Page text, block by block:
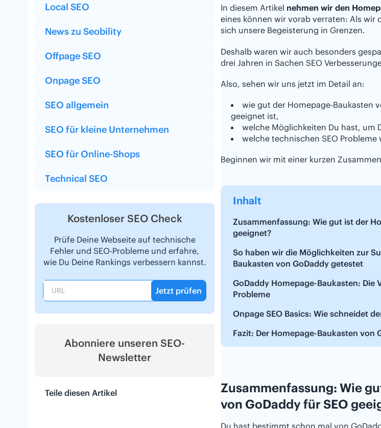
Local SEO
News zu Seobility
Offpage SEO
Onpage SEO
SEO allgemein
SEO für kleine Unternehmen
SEO für Online-Shops
Technical SEO
Kostenloser SEO Check
Prüfe Deine Webseite auf technische
Fehler und SEO-Probleme und erfahre,
wie Du Deine Rankings verbessern kannst.
Jetzt prüfen
Abonniere unseren SEO-
Newsletter
Teile diesen Artikel
In diesem Artikel nehmen wir den
eines können wir vorab verraten: Als wir
sich unsere Begeisterung in Grenzen.
Deshalb waren wir auch besonders
drei Jahren in Sachen SEO
Also, sehen wir uns jetzt im Detail an:
wie gut der Homepage-Baukasten
geeignet ist,
welche Möglichkeiten Du hast, um
welche technischen SEO
Beginnen wir mit einer kurzen
Inhalt
Zusammenfassung: Wie gut ist der
geeignet?
So haben wir die Möglichkeiten zur
Baukasten von GoDaddy getestet
GoDaddy Homepage-Baukasten:
Probleme
Onpage SEO Basics: Wie schneidet
Fazit: Der Homepage-Baukasten von
Zusammenfassung: Wie
von GoDaddy für SEO